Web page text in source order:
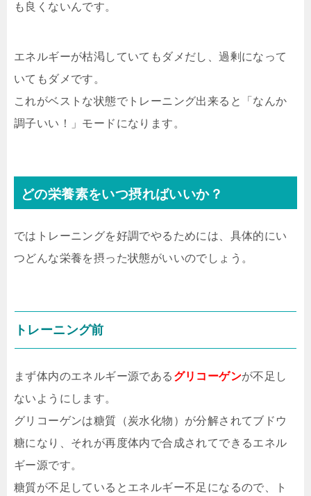
も良くないんです。
エネルギーが枯渇していてもダメだし、過剰になって
いてもダメです。
これがベストな状態でトレーニング出来ると「なんか
調子いい！」モードになります。
どの栄養素をいつ摂ればいいか？
ではトレーニングを好調でやるためには、具体的にい
つどんな栄養を摂った状態がいいのでしょう。
トレーニング前
まず体内のエネルギー源である グリコーゲンが不足し
ないようにします。
グリコーゲンは糖質（炭水化物）が分解されてブドウ
糖になり、それが再度体内で合成されてできるエネル
ギー源です。
糖質が不足しているとエネルギー不足になるので、ト